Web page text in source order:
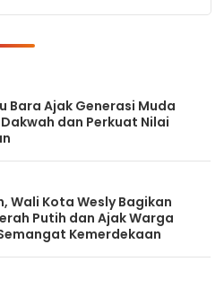
Bara Ajak Generasi Muda
dan Perkuat Nilai
Wali Kota Wesly Bagikan
Putih dan Ajak Warga
Kemerdekaan